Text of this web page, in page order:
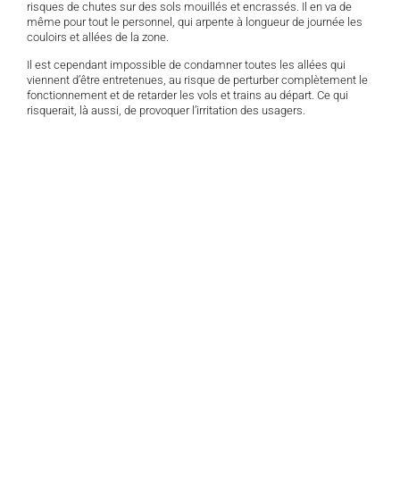
risques de chutes sur des sols mouillés et encrassés. Il en va de
même pour tout le personnel, qui arpente à longueur de journée les
couloirs et allées de la zone.
Il est cependant impossible de condamner toutes les allées qui
viennent d’être entretenues, au risque de perturber complètement le
fonctionnement et de retarder les vols et trains au départ. Ce qui
risquerait, là aussi, de provoquer l’irritation des usagers.